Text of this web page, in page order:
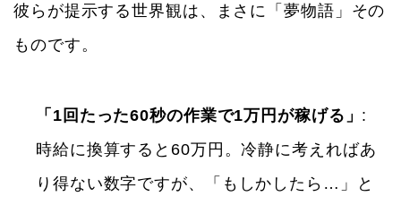
彼らが提示する世界観は、まさに「夢物語」その
ものです。
「1回たった60秒の作業で1万円が稼げる」 :
時給に換算すると60万円。冷静に考えればあ
り得ない数字ですが、「もしかしたら…」と